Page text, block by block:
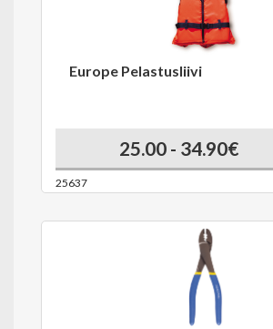
Europe Pelastusliivi
25.00 - 34.90€
25637